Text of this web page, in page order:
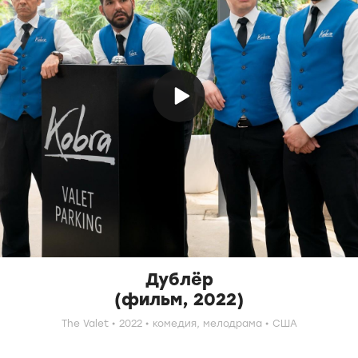
Дублёр
(фильм, 2022)
The Valet 2022 комедия, мелодрама США